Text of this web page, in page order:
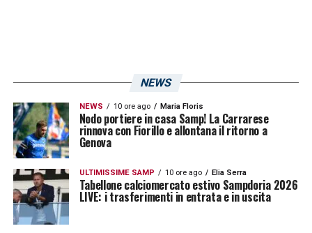
NEWS
NEWS 10 ore ago Maria Floris
Nodo portiere in casa Samp! La Carrarese
rinnova con Fiorillo e allontana il ritorno a
Genova
ULTIMISSIME SAMP 10 ore ago Elia Serra
Tabellone calciomercato estivo Sampdoria 2026
LIVE: i trasferimenti in entrata e in uscita